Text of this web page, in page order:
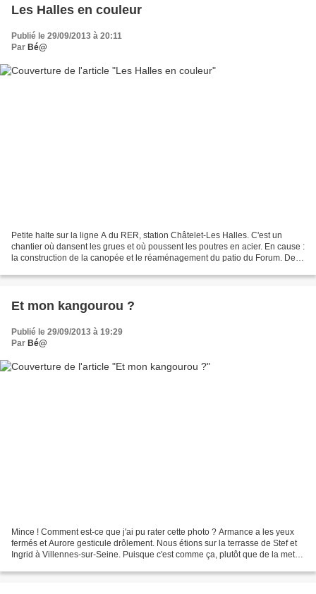
Les Halles en couleur
Publié le 29/09/2013 à 20:11
Par Bé@
Petite halte sur la ligne A du RER, station Châtelet-Les Halles. C'est un
chantier où dansent les grues et où poussent les poutres en acier. En cause :
la construction de la canopée et le réaménagement du patio du Forum. Des
Et mon kangourou ?
Publié le 29/09/2013 à 19:29
Par Bé@
Mince ! Comment est-ce que j'ai pu rater cette photo ? Armance a les yeux
fermés et Aurore gesticule drôlement. Nous étions sur la terrasse de Stef et
Ingrid à Villennes-sur-Seine. Puisque c'est comme ça, plutôt que de la mettre